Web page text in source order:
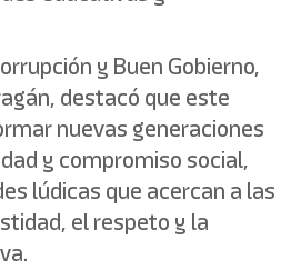
y Buen Gobierno,
destacó que este
nuevas generaciones
y compromiso social,
lúdicas que acercan a las
el respeto y la